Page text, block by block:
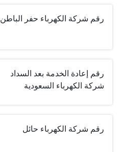
رقم شركة الكهرباء حفر الباطن
رقم إعادة الخدمة بعد السداد
شركة الكهرباء السعودية
رقم شركة الكهرباء حائل